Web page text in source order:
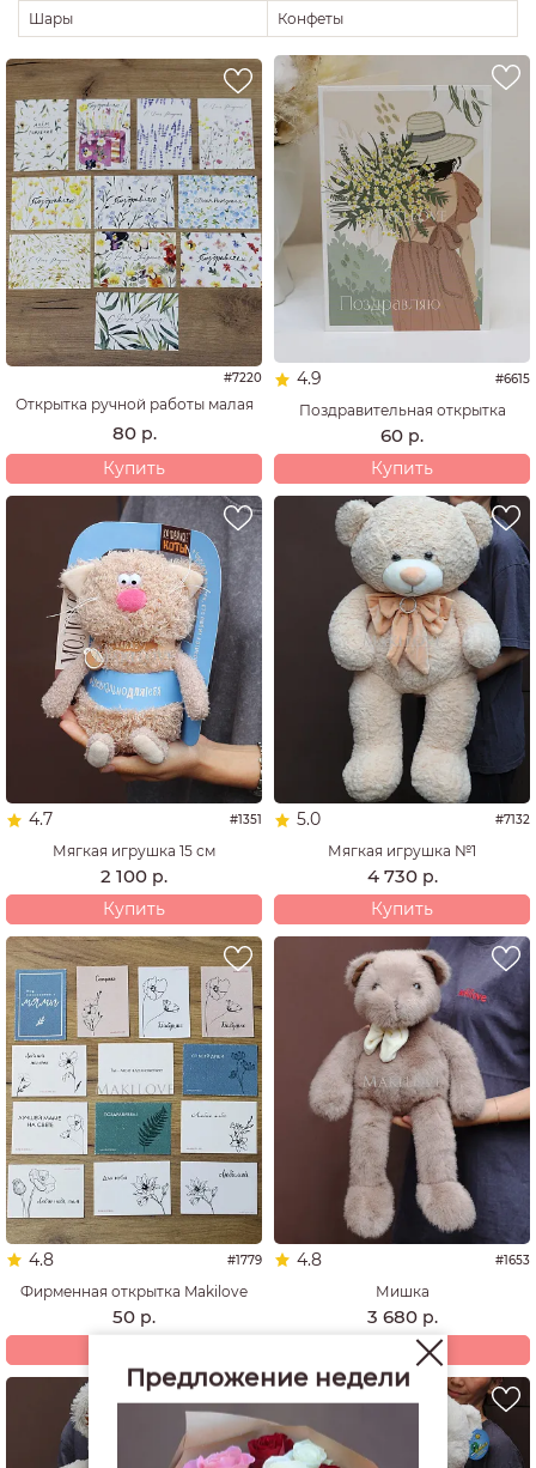
Шары
Конфеты
#7220
Открытка ручной работы малая
80 р.
Купить
4.9 #6615
Поздравительная открытка
60 р.
Купить
4.7 #1351
Мягкая игрушка 15 см
2 100 р.
Купить
5.0 #7132
Мягкая игрушка №1
4 730 р.
Купить
4.8 #1779
Фирменная открытка Makilove
50 р.
4.8 #1653
Мишка
3 680 р.
Купить
Предложение недели